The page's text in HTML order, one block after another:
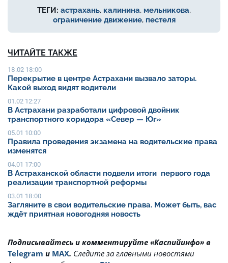
ТЕГИ: астрахань, калинина, мельникова,
ограничение движение, пестеля
ЧИТАЙТЕ ТАКЖЕ
18.02 18:00
Перекрытие в центре Астрахани вызвало заторы.
Какой выход видят водители
01.02 12:27
В Астрахани разработали цифровой двойник
транспортного коридора «Север — Юг»
05.01 10:00
Правила проведения экзамена на водительские права
изменятся
04.01 17:00
В Астраханской области подвели итоги первого года
реализации транспортной реформы
03.01 18:00
Загляните в свои водительские права. Может быть, вас
ждёт приятная новогодняя новость
Подписывайтесь и комментируйте «Каспийинфо» в
Telegram и MAX. Cледите за главными новостями